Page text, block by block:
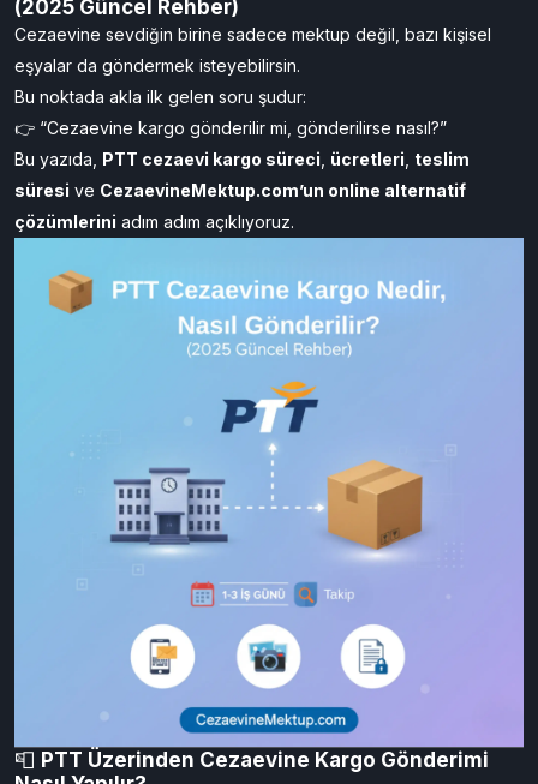
📦PTT Cezaevine Kargo Nedir, Nasıl Gönderilir?
(2025 Güncel Rehber)
Cezaevine sevdiğin birine sadece mektup değil, bazı kişisel
eşyalar da göndermek isteyebilirsin.
Bu noktada akla ilk gelen soru şudur:
Bu yazıda,
PTT cezaevi kargo süreci ücretleri
teslim
süresive
CezaevineMektup.com’un online alternatif
adım adım açıklıyoruz.